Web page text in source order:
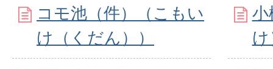
コモ池（件）（こもい
け（くだん））
小